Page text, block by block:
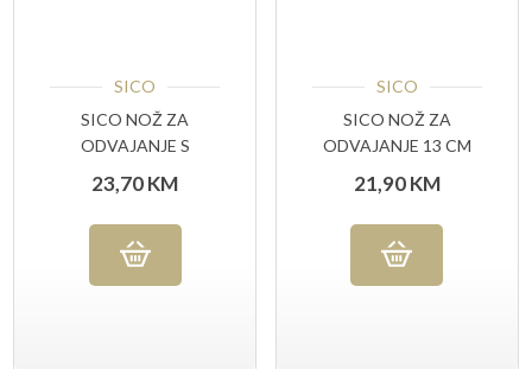
SICO
SICO NOŽ ZA
ODVAJANJE S
ŽUTA RUČKA
23,70KM
SICO
SICO NOŽ ZA
ODVAJANJE 13 CM
21,90KM